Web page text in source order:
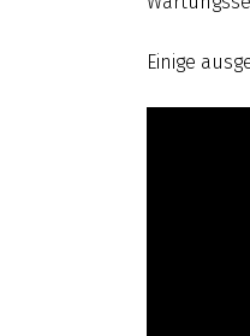
Einige